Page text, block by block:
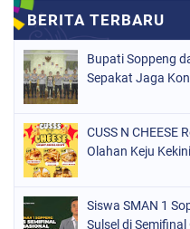
NASIONAL
ORGANISASI
PERISTIWA
POLITIK
POLRI
SOPPENG
Bupati Soppeng
Sepakat Jaga
CUSS N CHEESE
Olahan Keju
Siswa SMAN 1
Sulsel di